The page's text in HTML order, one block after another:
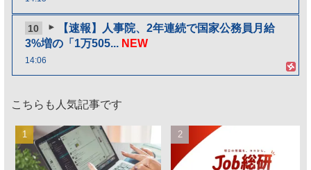
10
【速報】人事院、2年連続で国家公務員月給
3%増の「1万505... NEW
14:06
こちらも人気記事です